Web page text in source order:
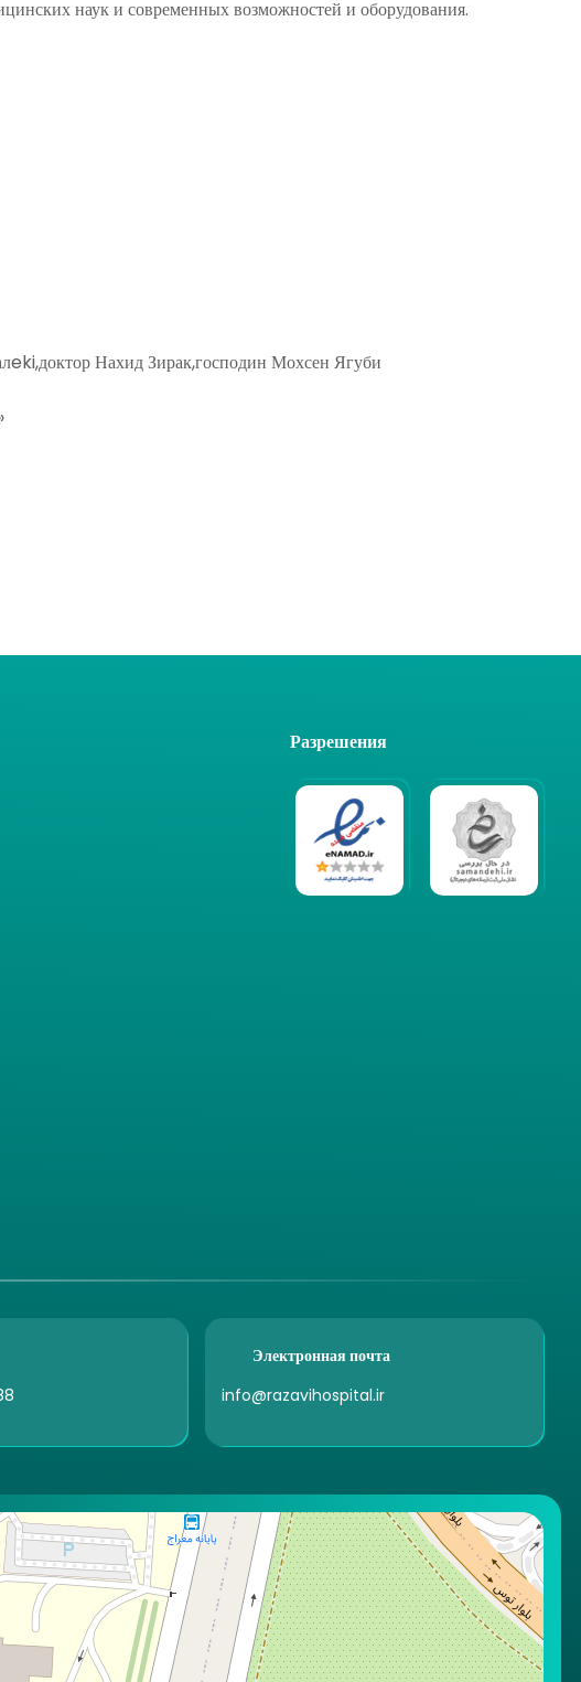
наук и современных возможностей и оборудования.
Нахид Зирак,господин Мохсен Ягуби
Разрешения
Электронная почта
info@razavihospital.ir